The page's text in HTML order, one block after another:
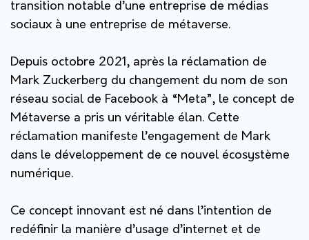
transition notable d’une entreprise de médias
sociaux à une entreprise de métaverse.
Depuis octobre 2021, après la réclamation de
Mark Zuckerberg du changement du nom de son
réseau social de Facebook à “Meta”, le concept de
Métaverse a pris un véritable élan. Cette
réclamation manifeste l’engagement de Mark
dans le développement de ce nouvel écosystème
numérique.
Ce concept innovant est né dans l’intention de
redéfinir la manière d’usage d’internet et de